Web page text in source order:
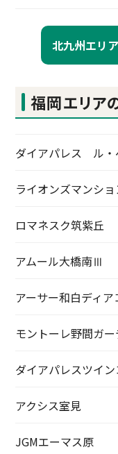
北九州エリ
福岡エリア
ダイアパレス ル・
ライオンズマンシ
ロマネスク筑紫丘
アムール大橋南Ⅲ
アーサー和白ディア
モントーレ野間ガ
ダイアパレスツイ
アクシス室見
JGMエーマス原